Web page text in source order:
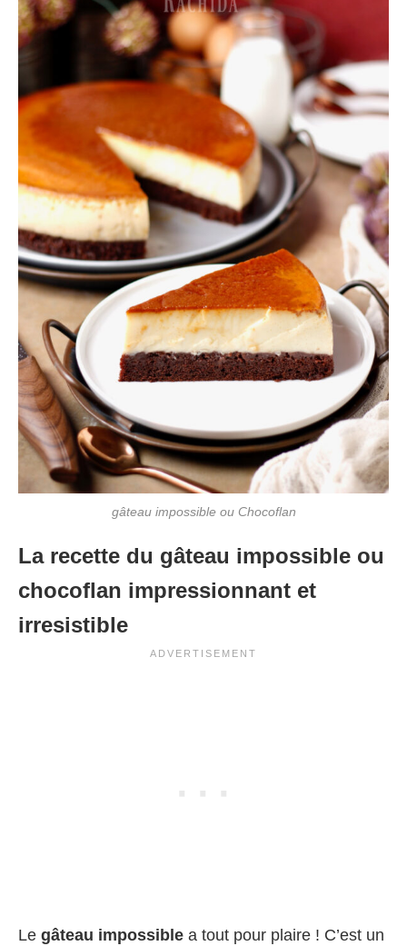
gâteau impossible ou Chocoflan
La recette du gâteau impossible ou
chocoflan impressionnant et
irresistible
Le gâteau impossible a tout pour plaire ! C’est un